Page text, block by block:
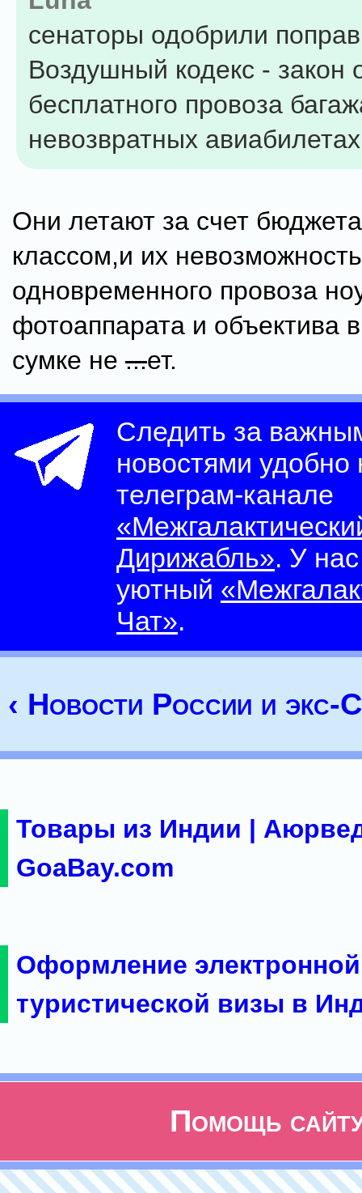
сенаторы одобрили
Воздушный кодекс - закон
бесплатного провоза
невозвратных авиабилетах
Они летают за счет
классом,и их невозможность
одновременного провоза
фотоаппарата и объектива
сумке не ...ет.
Следить за
новостями
телеграм-канале
Дирижабль». У
уютный
Чат».
‹ Новости России и
Товары из Индии |
GoaBay.com
Оформление электронной
туристической визы в
Помощь